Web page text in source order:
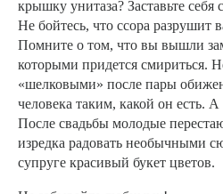
крышку унитаза? Заставьте себя
Не бойтесь, что ссора разрушит
Помните о том, что вы вышли
которыми придется смириться.
«шелковыми» после пары
человека таким, какой он есть.
После свадьбы молодые
изредка радовать необычными
супруге красивый букет цветов.